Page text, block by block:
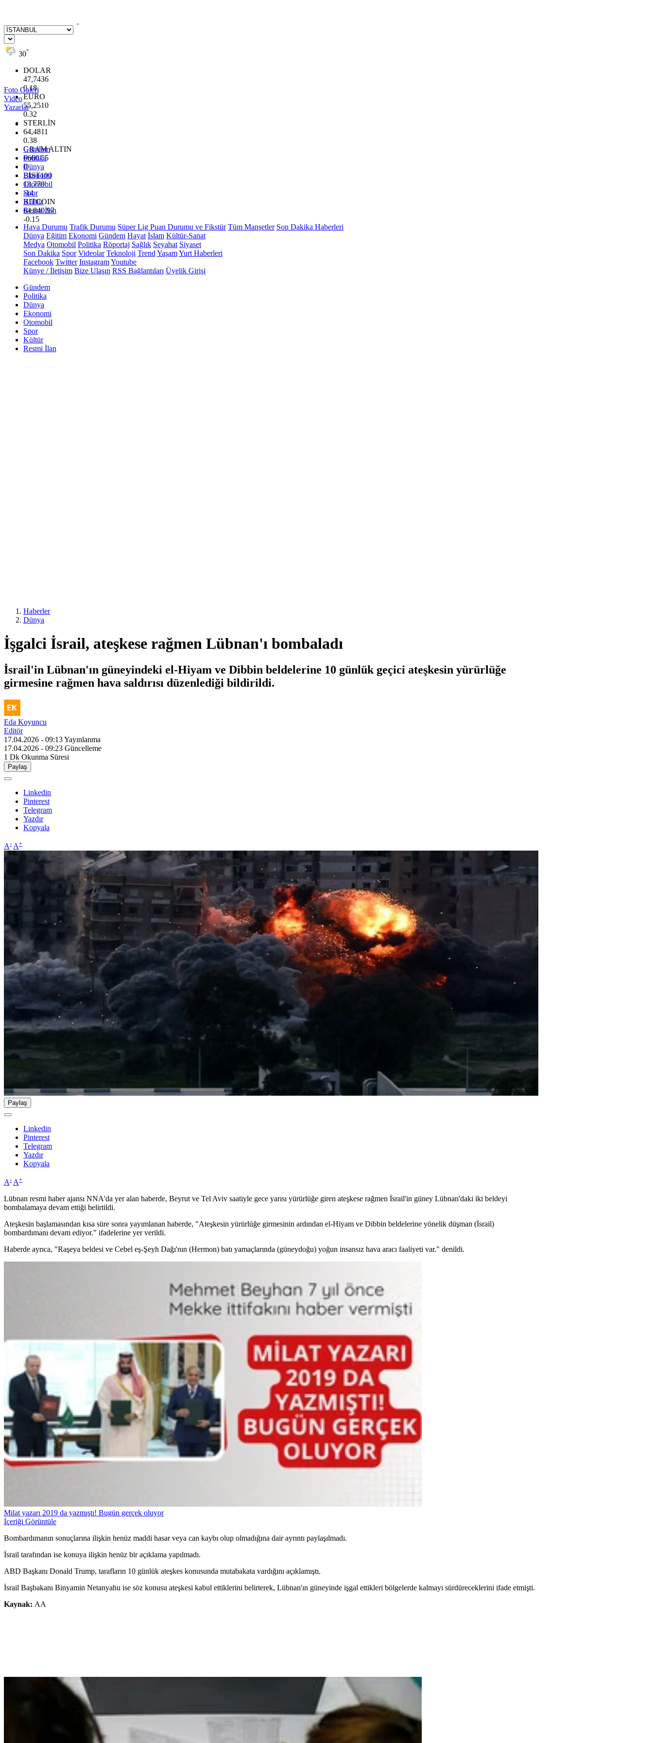
30°
DOLAR
47,7436
0.18
EURO
55,2510
0.32
STERLİN
64,4811
0.38
GRAM ALTIN
6660.55
0
BİST100
13.779
-14
BITCOIN
64.840,97
-0.15
Foto Galeri
Video
Yazarlar
Gündem
Politika
Dünya
Ekonomi
Otomobil
Spor
Kültür
Resmi İlan
Hava Durumu Trafik Durumu Süper Lig Puan Durumu ve Fikstür Tüm Manşetler Son Dakika Haberleri
Dünya Eğitim Ekonomi Gündem Hayat İslam Kültür-Sanat
Medya Otomobil Politika Röportaj Sağlık Seyahat Siyaset
Son Dakika Spor Videolar Teknoloji Trend YaşamYurt Haberleri
Facebook Twitter InstagramYoutube
Künye / İletişim Bize Ulaşın RSS Bağlantıları Üyelik Girişi
Gündem
Politika
Dünya
Ekonomi
Otomobil
Spor
Kültür
Resmi İlan
Haberler
Dünya
İşgalci İsrail, ateşkese rağmen Lübnan'ı bombaladı
İsrail'in Lübnan'ın güneyindeki el-Hiyam ve Dibbin beldelerine 10 günlük geçici ateşkesin yürürlüğe
girmesine rağmen hava saldırısı düzenlediği bildirildi.
Eda Koyuncu
Editör
17.04.2026 - 09:13Yayınlanma
17.04.2026 - 09:23 Güncelleme
1 Dk Okunma Süresi
Paylaş
Linkedin
Pinterest
Telegram
Yazdır
Kopyala
A- A+
Paylaş
Linkedin
Pinterest
Telegram
Yazdır
Kopyala
A- A+
Lübnan resmi haber ajansı NNA'da yer alan haberde, Beyrut ve Tel Aviv saatiyle gece yarısı yürürlüğe giren ateşkese rağmen İsrail'in güney Lübnan'daki iki beldeyi
bombalamaya devam ettiği belirtildi.
Ateşkesin başlamasından kısa süre sonra yayımlanan haberde, "Ateşkesin yürürlüğe girmesinin ardından el-Hiyam ve Dibbin beldelerine yönelik düşman (İsrail)
bombardımanı devam ediyor." ifadelerine yer verildi.
Haberde ayrıca, "Raşeya beldesi ve Cebel eş-Şeyh Dağı'nın (Hermon) batı yamaçlarında (güneydoğu) yoğun insansız hava aracı faaliyeti var." denildi.
Milat yazarı 2019 da yazmıştı! Bugün gerçek oluyor
İçeriği Görüntüle
Bombardımanın sonuçlarına ilişkin henüz maddi hasar veya can kaybı olup olmadığına dair ayrıntı paylaşılmadı.
İsrail tarafından ise konuya ilişkin henüz bir açıklama yapılmadı.
ABD Başkanı Donald Trump, tarafların 10 günlük ateşkes konusunda mutabakata vardığını açıklamıştı.
İsrail Başbakanı Binyamin Netanyahu ise söz konusu ateşkesi kabul ettiklerini belirterek, Lübnan'ın güneyinde işgal ettikleri bölgelerde kalmayı sürdüreceklerini ifade etmişti.
Kaynak: AA